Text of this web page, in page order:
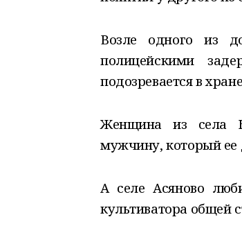
Возле одного из
полицейскими
подозревается в
Женщина из села
мужчину, который ее
А селе Асяново
культиватора общей